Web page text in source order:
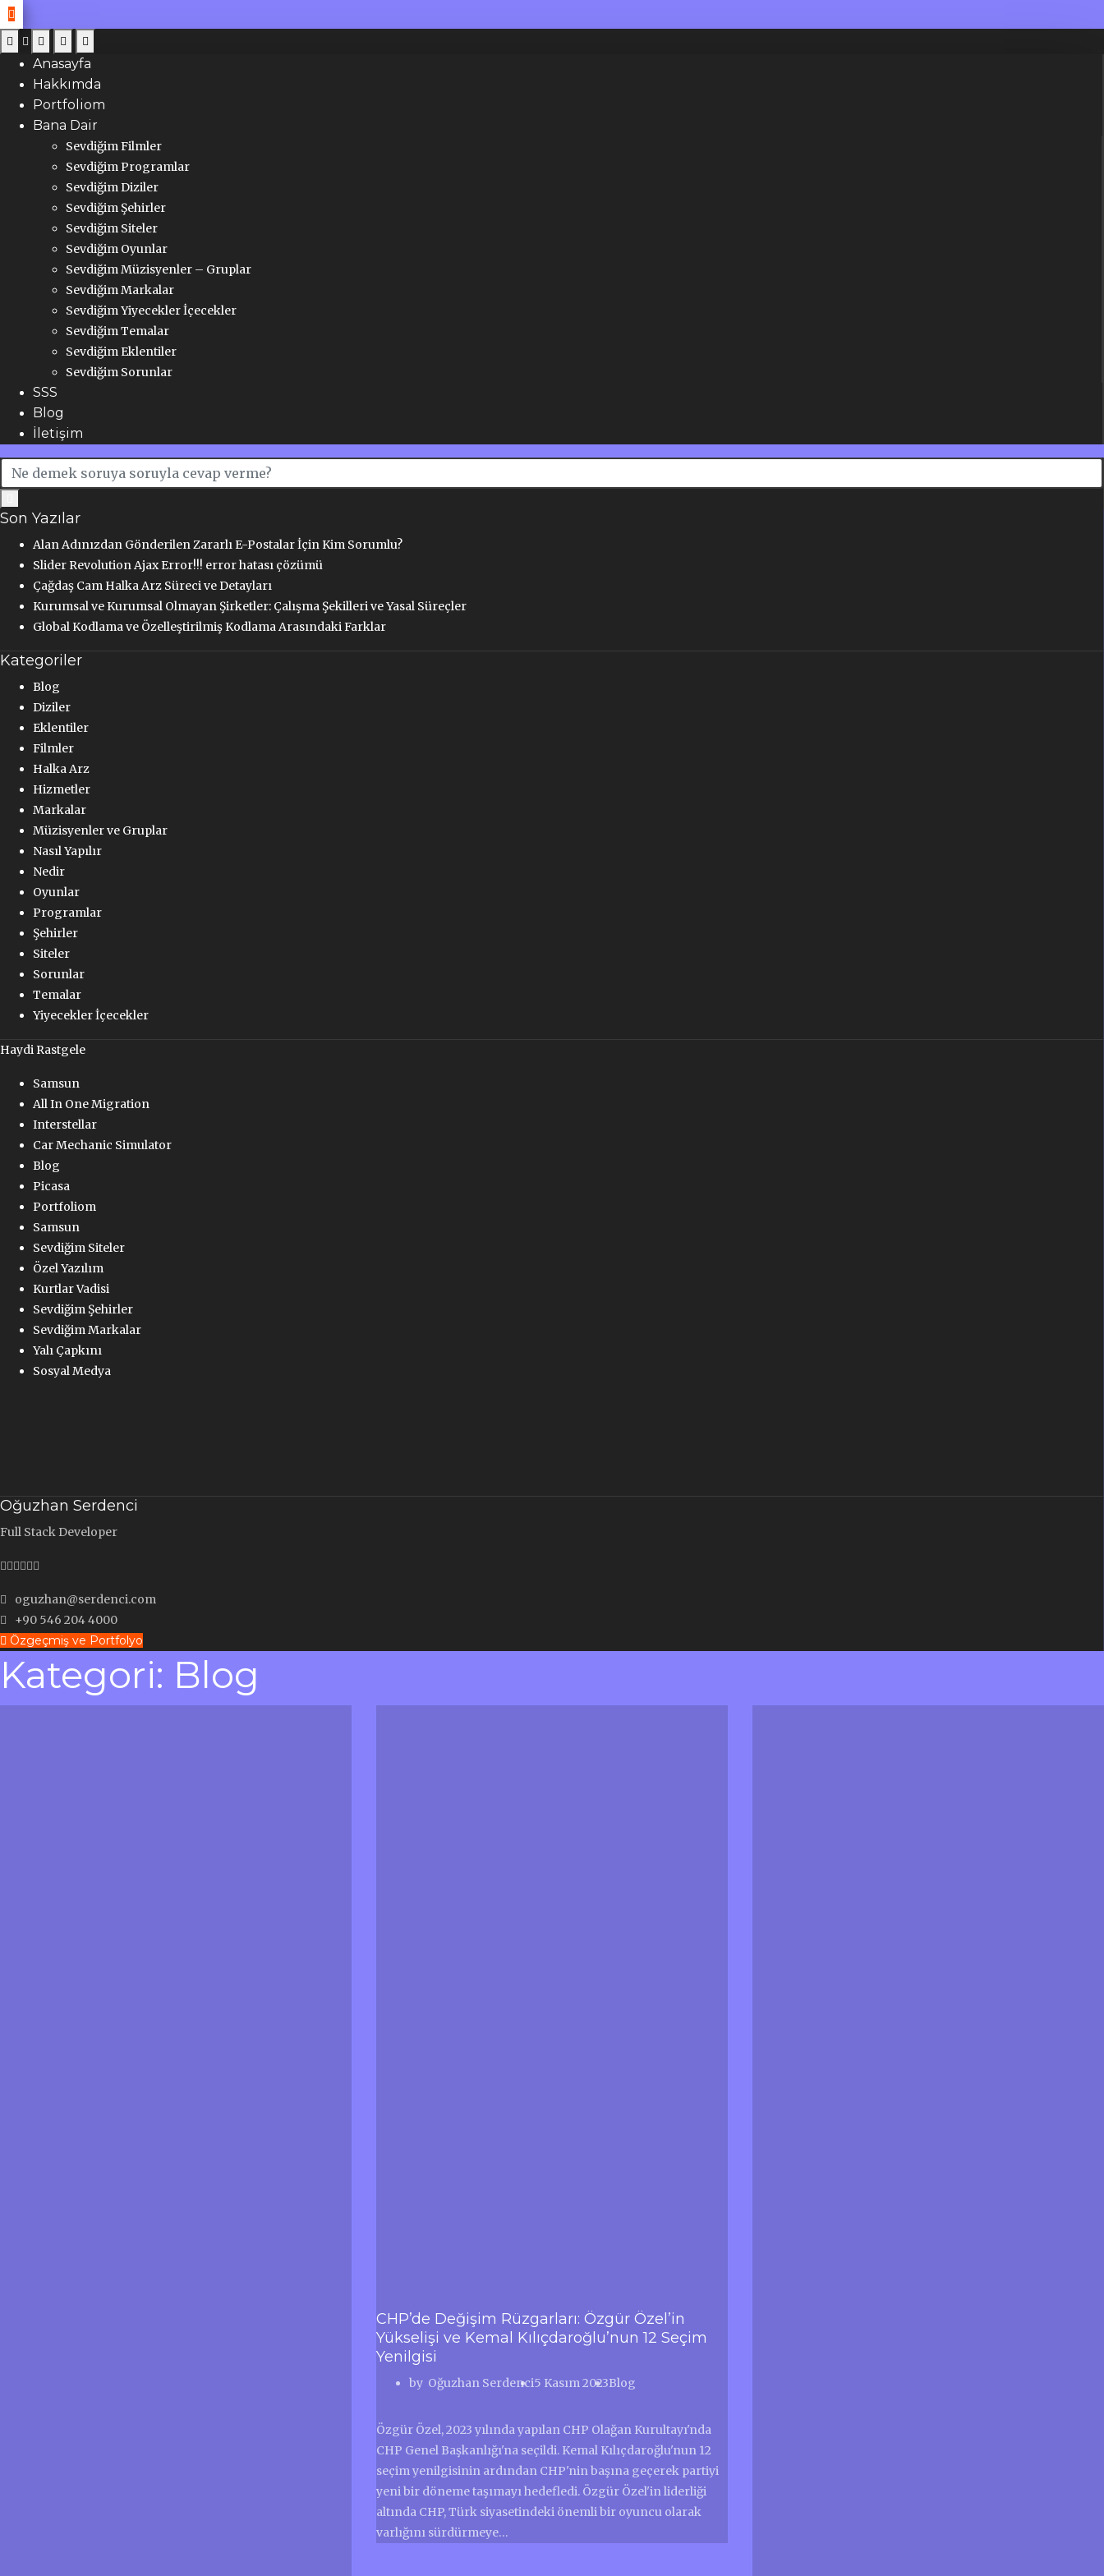
Anasayfa
Hakkımda
Portfoliom
Bana Dair
Sevdiğim Filmler
Sevdiğim Programlar
Sevdiğim Diziler
Sevdiğim Şehirler
Sevdiğim Siteler
Sevdiğim Oyunlar
Sevdiğim Müzisyenler – Gruplar
Sevdiğim Markalar
Sevdiğim Yiyecekler İçecekler
Sevdiğim Temalar
Sevdiğim Eklentiler
Sevdiğim Sorunlar
SSS
Blog
İletişim
Son Yazılar
Alan Adınızdan Gönderilen Zararlı E-Postalar İçin Kim Sorumlu?
Slider Revolution Ajax Error!!! error hatası çözümü
Çağdaş Cam Halka Arz Süreci ve Detayları
Kurumsal ve Kurumsal Olmayan Şirketler: Çalışma Şekilleri ve Yasal Süreçler
Global Kodlama ve Özelleştirilmiş Kodlama Arasındaki Farklar
Kategoriler
Blog
Diziler
Eklentiler
Filmler
Halka Arz
Hizmetler
Markalar
Müzisyenler ve Gruplar
Nasıl Yapılır
Nedir
Oyunlar
Programlar
Şehirler
Siteler
Sorunlar
Temalar
Yiyecekler İçecekler
Haydi Rastgele
Samsun
All In One Migration
Interstellar
Car Mechanic Simulator
Blog
Picasa
Portfoliom
Samsun
Sevdiğim Siteler
Özel Yazılım
Kurtlar Vadisi
Sevdiğim Şehirler
Sevdiğim Markalar
Yalı Çapkını
Sosyal Medya
Oğuzhan Serdenci
Full Stack Developer
oguzhan@serdenci.com
+90 546 204 4000
Özgeçmiş ve Portfolyo
Kategori: Blog
CHP’de Değişim Rüzgarları: Özgür Özel’in
Yükselişi ve Kemal Kılıçdaroğlu’nun 12 Seçim
Yenilgisi
by Oğuzhan Serdenci5 Kasım 2023Blog
Özgür Özel, 2023 yılında yapılan CHP Olağan Kurultayı'nda
CHP Genel Başkanlığı'na seçildi. Kemal Kılıçdaroğlu'nun 12
seçim yenilgisinin ardından CHP'nin başına geçerek partiyi
yeni bir döneme taşımayı hedefledi. Özgür Özel'in liderliği
altında CHP, Türk siyasetindeki önemli bir oyuncu olarak
varlığını sürdürmeye…